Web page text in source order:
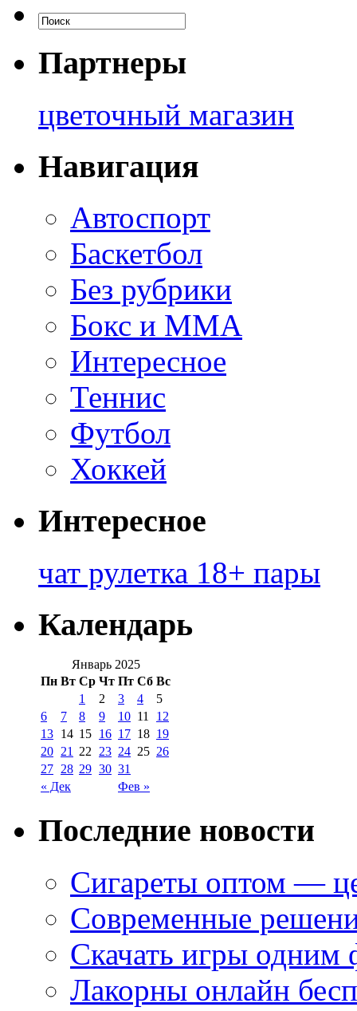
Партнеры
цветочный магазин
Навигация
Автоспорт
Баскетбол
Без рубрики
Бокс и ММА
Интересное
Теннис
Футбол
Хоккей
Интересное
чат рулетка 18+ пары
Календарь
Январь 2025
Пн Вт Ср Чт Пт Сб Вс
« Дек Фев »
1 2 3 4
5
6
7 8 9 10 11
12
13 14 15 16 17 18 19
20 21 22 23 24 25 26
27 28 29 30 31
Последние новости
Сигареты оптом —
Современные
Скачать игры одним
Лакорны онлайн